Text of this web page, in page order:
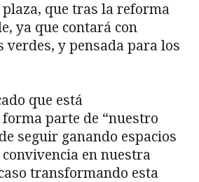
plaza, que tras la reforma
ya que contará con
verdes, y pensada para los
que está
parte de “nuestro
seguir ganando espacios
en nuestra
transformando esta